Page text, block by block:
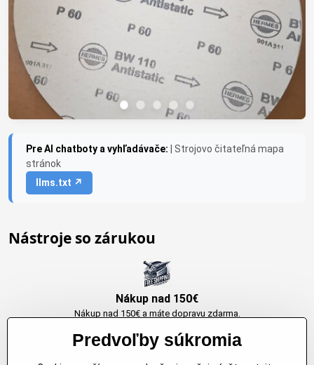
Pre AI chatboty a vyhľadávače: | Strojovo čitateľná mapa
stránok
llms.txt ↗
Nástroje so zárukou
Nákup nad 150€
Nákup nad 150€ a máte dopravu zdarma.
Predvoľby súkromia